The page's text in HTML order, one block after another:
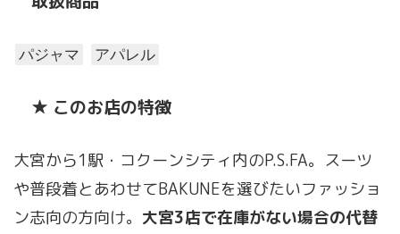
パジャマ アパレル
★ このお店の特徴
大宮から1駅・コクーンシティ内のP.S.FA。スーツ
や普段着とあわせてBAKUNEを選びたいファッショ
ン志向の方向け。 大宮3店で在庫がない場合の代替